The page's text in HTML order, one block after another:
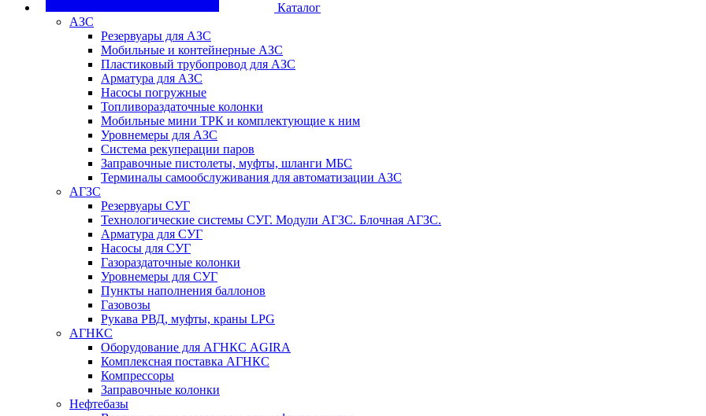
Каталог
АЗС
Резервуары для АЗС
Мобильные и контейнерные АЗС
Пластиковый трубопровод для АЗС
Арматура для АЗС
Насосы погружные
Топливораздаточные колонки
Мобильные мини ТРК и комплектующие к ним
Уровнемеры для АЗС
Система рекуперации паров
Заправочные пистолеты, муфты, шланги МБС
Терминалы самообслуживания для автоматизации АЗС
АГЗС
Резервуары СУГ
Технологические системы СУГ. Модули АГЗС. Блочная АГЗС.
Арматура для СУГ
Насосы для СУГ
Газораздаточные колонки
Уровнемеры для СУГ
Пункты наполнения баллонов
Газовозы
Рукава РВД, муфты, краны LPG
АГНКС
Оборудование для АГНКС AGIRA
Комплексная поставка АГНКС
Компрессоры
Заправочные колонки
Нефтебазы